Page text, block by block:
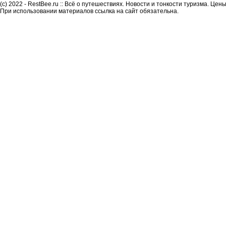
(c) 2022 - RestBee.ru :: Всё о путешествиях. Новости и тонкости туризма.
При использовании материалов ссылка на сайт обязательна.